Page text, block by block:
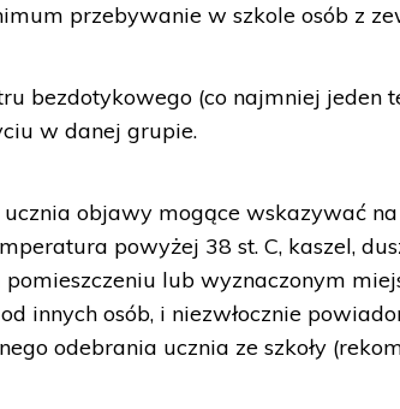
przebywanie w szkole osób z
bezdotykowego (co najmniej jeden
w danej grupie.
objawy mogące wskazywać
powyżej 38 st. C, kaszel,
lub wyznaczonym
innych osób, i niezwłocznie
odebrania ucznia ze szkoły